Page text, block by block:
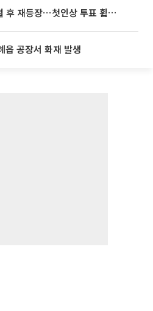
‘나솔사계’ 국화, 결별 후 재등장⋯첫인상 투표 휩쓸고 ‘인기녀’ 등극
읍 공장서 화재 발생